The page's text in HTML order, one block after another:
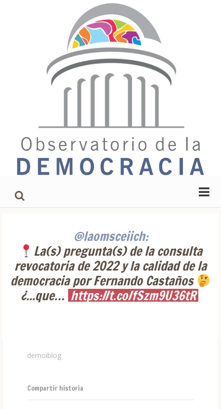
@laomsceiich:
La(s) pregunta(s) de la consulta
revocatoria de 2022 y la calidad de la
democracia por Fernando Castaños
¿...que… https://t.co/fSzm9U36tR
demoiblog
Compartir historia